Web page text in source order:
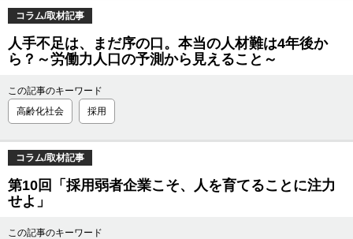
コラム/取材記事
人手不足は、まだ序の口。本当の人材難は4年後か
ら？～労働力人口の予測から見えること～
この記事のキーワード
高齢化社会
採用
コラム/取材記事
第10回「採用弱者企業こそ、人を育てることに注力
せよ」
この記事のキーワード